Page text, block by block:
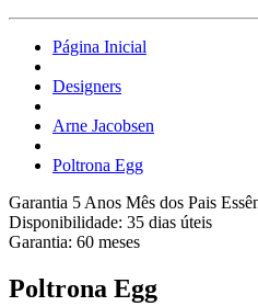
Página Inicial
Designers
Arne Jacobsen
Poltrona Egg
Garantia 5 Anos Mês dos Pais
Disponibilidade: 35 dias úteis
Garantia: 60 meses
Poltrona Egg